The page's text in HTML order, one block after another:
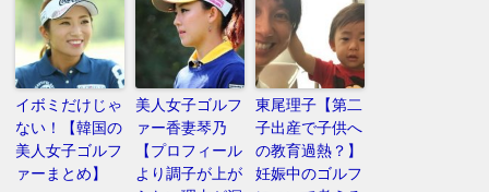
イボミだけじゃ
ない！【韓国の
美人女子ゴルフ
ァーまとめ】
美人女子ゴルフ
ァー香妻琴乃
【プロフィール
より調子が上が
東尾理子【第二
子出産で子供へ
の教育過熱？】
妊娠中のゴルフ